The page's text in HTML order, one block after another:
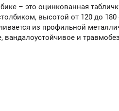
– это оцинкованная
высотой от 120 до 180
из профильной
вандалоустойчивое и